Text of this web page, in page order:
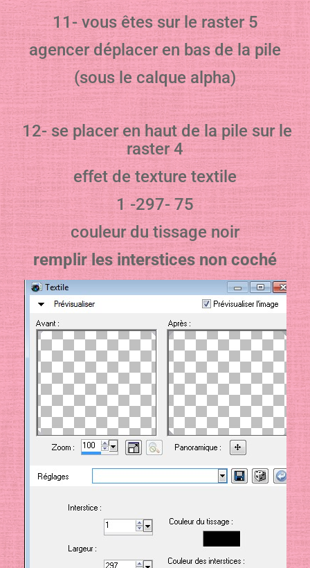
11- vous êtes sur le raster 5
agencer déplacer en bas de la pile
(sous le calque alpha)
12- se placer en haut de la pile sur le
raster 4
effet de texture textile
1 -297- 75
couleur du tissage noir
remplir les interstices non coché